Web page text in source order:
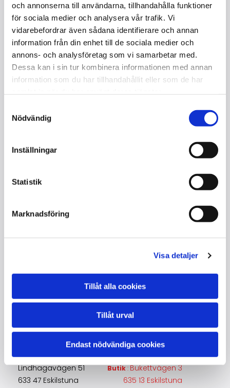
och annonserna till användarna, tillhandahålla funktioner
för sociala medier och analysera vår trafik. Vi
vidarebefordrar även sådana identifierare och annan
information från din enhet till de sociala medier och
annons- och analysföretag som vi samarbetar med.
Dessa kan i sin tur kombinera informationen med annan
information som du har tillhandahållit eller som de har
Nödvändig
Inställningar
Statistik
Marknadsföring
Visa detaljer
Tillåt alla cookies
Tillåt urval
Endast nödvändiga cookies
NORDISKA PIANOFABRIKEN 108
FAMILIA / PIANO, S
Kontakta oss
Tangenter : 88
Färg : Satinerad valnöt
Tillverkad : Vetlanda / Sverige
Grundad : 1921/Stockholm - avvecklad 1988
Kontakta oss
Lajos Toró
Lindhagavägen 51 Butik:Bukettvägen 3
633 47 Eskilstuna
635 13 Eskilstuna